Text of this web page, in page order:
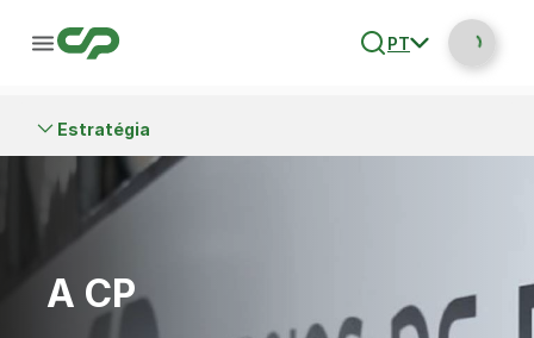
PT
Estratégia
A CP